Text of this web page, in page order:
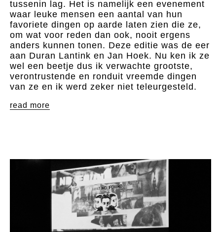
tussenin lag. Het is namelijk een evenement
waar leuke mensen een aantal van hun
favoriete dingen op aarde laten zien die ze,
om wat voor reden dan ook, nooit ergens
anders kunnen tonen. Deze editie was de eer
aan Duran Lantink en Jan Hoek. Nu ken ik ze
wel een beetje dus ik verwachte grootste,
verontrustende en ronduit vreemde dingen
van ze en ik werd zeker niet teleurgesteld.
read more